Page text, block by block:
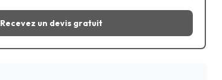
Recevez un devis gratuit